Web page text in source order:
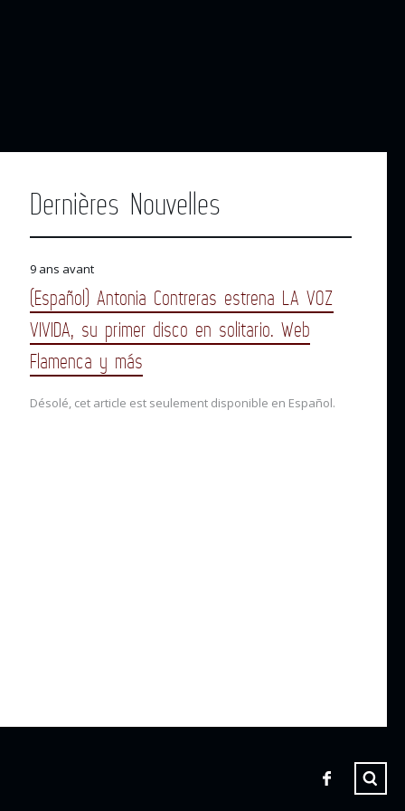
Dernières Nouvelles
9 ans avant
(Español) Antonia Contreras estrena LA VOZ
VIVIDA, su primer disco en solitario. Web
Flamenca y más
Désolé, cet article est seulement disponible en Español.